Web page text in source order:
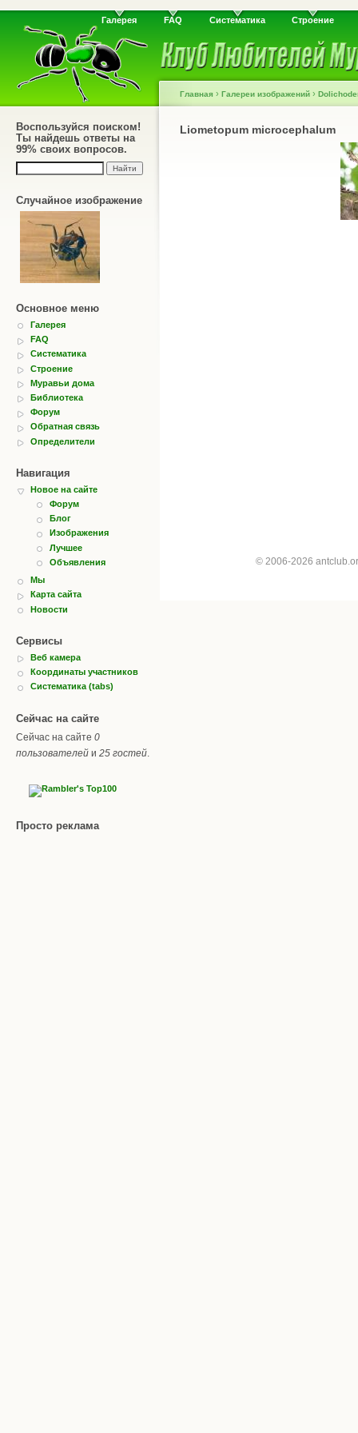
Галерея FAQ Систематика Строение
Воспользуйся поиском!
Ты найдешь ответы на
99% своих вопросов.
Случайное изображение
Основное меню
Галерея
FAQ
Систематика
Строение
Муравьи дома
Библиотека
Форум
Обратная связь
Определители
Навигация
Новое на сайте
Форум
Блог
Изображения
Лучшее
Объявления
Мы
Карта сайта
Новости
Сервисы
Веб камера
Координаты участников
Систематика (tabs)
Сейчас на сайте
Сейчас на сайте 0
пользователей и 25 гостей
Просто реклама
Главная › Галереи изображений ›
Liometopum microcephalum
© 2006-2026